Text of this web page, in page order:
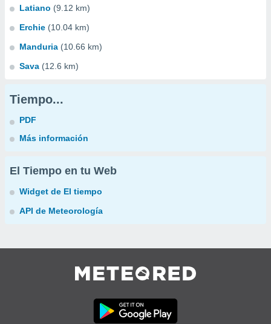
Latiano (9.12 km)
Erchie (10.04 km)
Manduria (10.66 km)
Sava (12.6 km)
Tiempo...
PDF
Más información
El Tiempo en tu Web
Widget de El tiempo
API de Meteorología